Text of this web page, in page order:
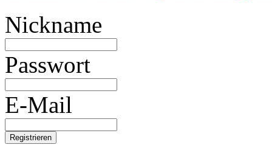
Nickname
Passwort
E-Mail